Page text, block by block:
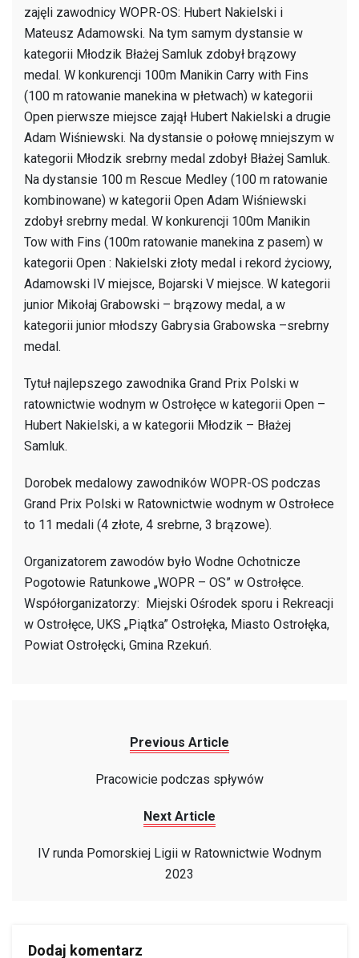
zajęli zawodnicy WOPR-OS: Hubert Nakielski i
Mateusz Adamowski. Na tym samym dystansie w
kategorii Młodzik Błażej Samluk zdobył brązowy
medal. W konkurencji 100m Manikin Carry with Fins
(100 m ratowanie manekina w płetwach) w kategorii
Open pierwsze miejsce zajął Hubert Nakielski a drugie
Adam Wiśniewski. Na dystansie o połowę mniejszym w
kategorii Młodzik srebrny medal zdobył Błażej Samluk.
Na dystansie 100 m Rescue Medley (100 m ratowanie
kombinowane) w kategorii Open Adam Wiśniewski
zdobył srebrny medal. W konkurencji 100m Manikin
Tow with Fins (100m ratowanie manekina z pasem) w
kategorii Open : Nakielski złoty medal i rekord życiowy,
Adamowski IV miejsce, Bojarski V miejsce. W kategorii
junior Mikołaj Grabowski – brązowy medal, a w
kategorii junior młodszy Gabrysia Grabowska –srebrny
medal.
Tytuł najlepszego zawodnika Grand Prix Polski w
ratownictwie wodnym w Ostrołęce w kategorii Open –
Hubert Nakielski, a w kategorii Młodzik – Błażej
Samluk.
Dorobek medalowy zawodników WOPR-OS podczas
Grand Prix Polski w Ratownictwie wodnym w Ostrołece
to 11 medali (4 złote, 4 srebrne, 3 brązowe).
Organizatorem zawodów było Wodne Ochotnicze
Pogotowie Ratunkowe „WOPR – OS” w Ostrołęce.
Współorganizatorzy: Miejski Ośrodek sporu i Rekreacji
w Ostrołęce, UKS „Piątka” Ostrołęka, Miasto Ostrołęka,
Powiat Ostrołęcki, Gmina Rzekuń.
Previous Article
Pracowicie podczas spływów
Next Article
IV runda Pomorskiej Ligii w Ratownictwie Wodnym
2023
Dodaj komentarz